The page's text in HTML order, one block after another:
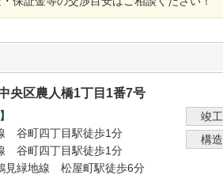
央区農人橋1丁目1番7号
谷町四丁目駅徒歩1分
谷町四丁目駅徒歩1分
見緑地線 松屋町駅徒歩6分
竣工
構造